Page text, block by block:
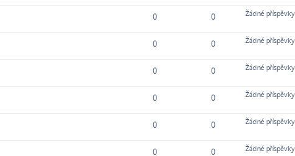
0 0 Žádné příspěvky
0 0 Žádné příspěvky
0 0 Žádné příspěvky
0 0 Žádné příspěvky
0 0 Žádné příspěvky
0 0 Žádné příspěvky